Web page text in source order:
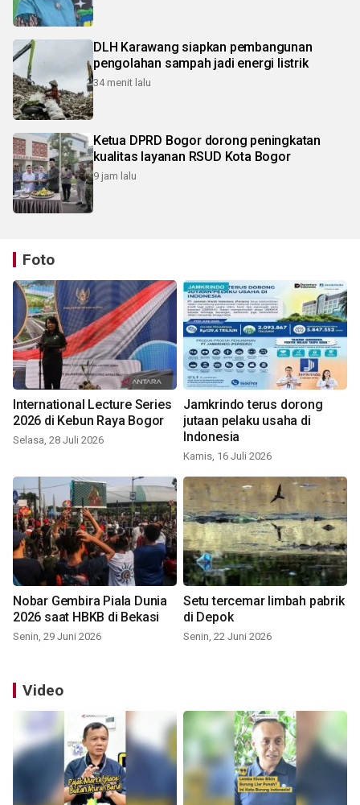
DLH Karawang siapkan pembangunan
pengolahan sampah jadi energi listrik
34 menit lalu
Ketua DPRD Bogor dorong peningkatan
kualitas layanan RSUD Kota Bogor
9 jam lalu
Foto
International Lecture Series
2026 di Kebun Raya Bogor
Selasa, 28 Juli 2026
Jamkrindo terus dorong
jutaan pelaku usaha di
Indonesia
Kamis, 16 Juli 2026
Nobar Gembira Piala Dunia
2026 saat HBKB di Bekasi
Senin, 29 Juni 2026
Setu tercemar limbah pabrik
di Depok
Senin, 22 Juni 2026
Video